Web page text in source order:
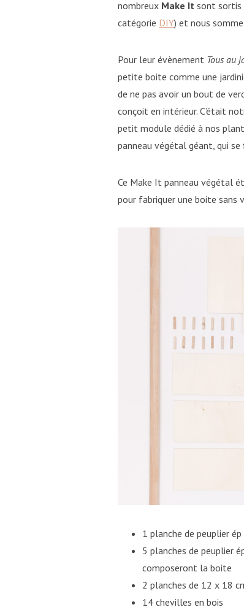
nombreux Make It sont sortis
catégorie DIY) et nous
Pour leur évènement Tous au
petite boite comme une
de ne pas avoir un bout de
conçoit en intérieur. C’était
petit module dédié à nos
panneau végétal géant, qui se
Ce Make It panneau végétal
pour fabriquer une boite sans
1 planche de peuplier
5 planches de peuplier
composeront la boite
2 planches de 12 x 18
14 chevilles en bois